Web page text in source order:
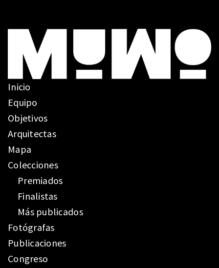
Inicio
Equipo
Objetivos
Arquitectas
Mapa
Colecciones
Premiados
Finalistas
Más publicados
Fotógrafas
Publicaciones
Congreso